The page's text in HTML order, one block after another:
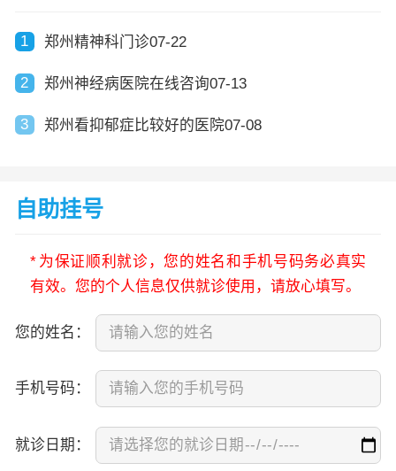
1 郑州精神科门诊07-22
2 郑州神经病医院在线咨询07-13
3 郑州看抑郁症比较好的医院07-08
自助挂号
* 为保证顺利就诊，您的姓名和手机号码务必真实
有效。您的个人信息仅供就诊使用，请放心填写。
您的姓名：
手机号码：
就诊日期：